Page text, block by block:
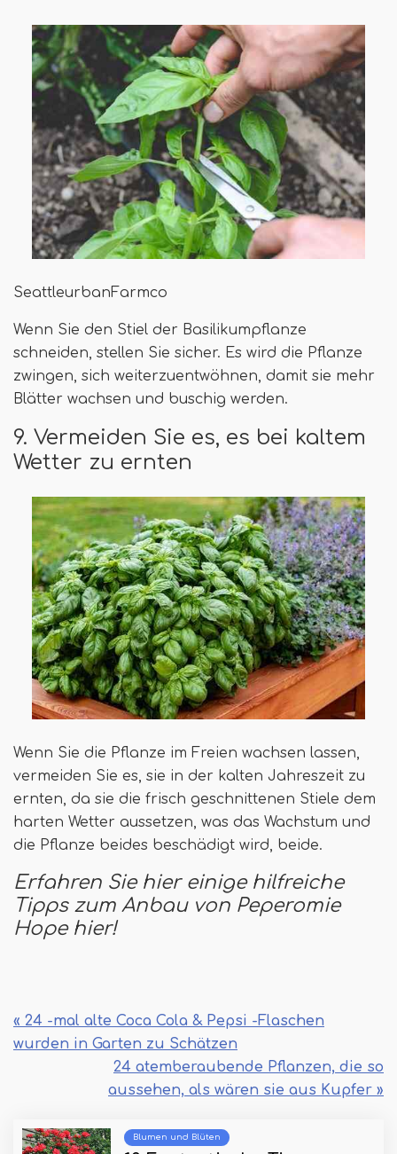
SeattleurbanFarmco
Wenn Sie den Stiel der Basilikumpflanze
schneiden, stellen Sie sicher. Es wird die Pflanze
zwingen, sich weiterzuentwöhnen, damit sie mehr
Blätter wachsen und buschig werden.
9. Vermeiden Sie es, es bei kaltem
Wetter zu ernten
Wenn Sie die Pflanze im Freien wachsen lassen,
vermeiden Sie es, sie in der kalten Jahreszeit zu
ernten, da sie die frisch geschnittenen Stiele dem
harten Wetter aussetzen, was das Wachstum und
die Pflanze beides beschädigt wird, beide.
Erfahren Sie hier einige hilfreiche
Tipps zum Anbau von Peperomie
Hope hier!
« 24 -mal alte Coca Cola & Pepsi -Flaschen
wurden in Garten zu Schätzen
24 atemberaubende Pflanzen, die so
aussehen, als wären sie aus Kupfer »
Blumen und Blüten